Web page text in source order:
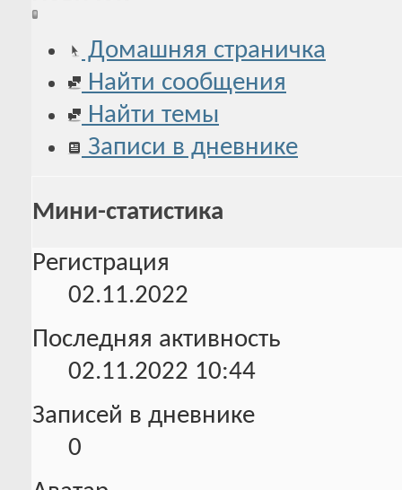
Домашняя страничка
Найти сообщения
Найти темы
Записи в дневнике
Мини-статистика
Регистрация
02.11.2022
Последняя активность
02.11.2022 10:44
Записей в дневнике
0